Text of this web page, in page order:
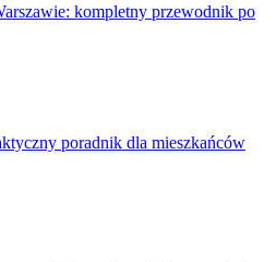
kompletny przewodnik po
poradnik dla mieszkańców